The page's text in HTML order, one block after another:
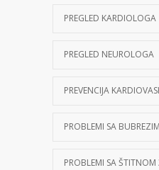
PREGLED KARDIOLOGA
PREGLED NEUROLOGA
PREVENCIJA
PROBLEMI SA
PROBLEMI SA